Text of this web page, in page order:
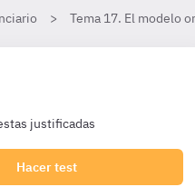
Tema 17. El modelo
justificadas
Hacer test